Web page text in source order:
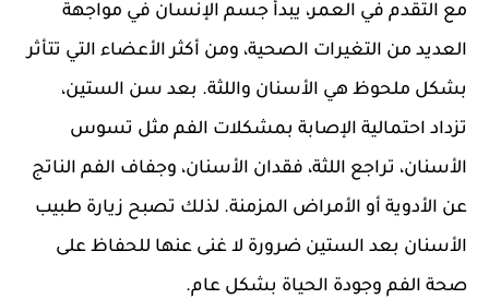
مع التقدم في العمر، يبدأ جسم الإنسان في مواجهة
العديد من التغيرات الصحية، ومن أكثر الأعضاء التي تتأثر
بشكل ملحوظ هي الأسنان واللثة. بعد سن الستين،
تزداد احتمالية الإصابة بمشكلات الفم مثل تسوس
الأسنان، تراجع اللثة، فقدان الأسنان، وجفاف الفم الناتج
عن الأدوية أو الأمراض المزمنة. لذلك تصبح زيارة طبيب
الأسنان بعد الستين ضرورة لا غنى عنها للحفاظ على
صحة الفم وجودة الحياة بشكل عام.